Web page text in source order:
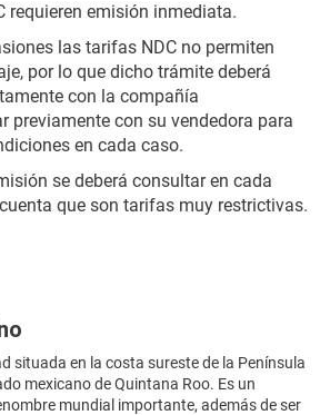
requieren emisión inmediata.​
l​as tarifas NDC no permiten
por lo que dicho trámite deberá
con la compañía
previamente con su vendedora para
en cada caso.
se deberá consultar en cada
que son tarifas muy restrictivas.
situada en la costa sureste de la Península
mexicano de Quintana Roo. Es un
mundial importante, además de ser